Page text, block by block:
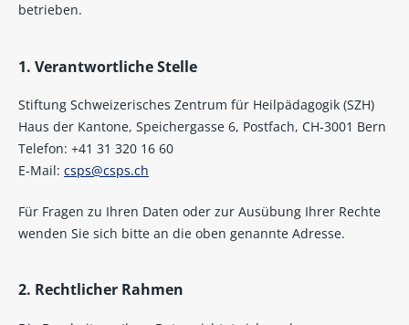
betrieben.
1. Verantwortliche Stelle
Stiftung Schweizerisches Zentrum für Heilpädagogik (SZH)
Haus der Kantone, Speichergasse 6, Postfach, CH-3001 Bern
Telefon: +41 31 320 16 60
E-Mail: csps@csps.ch
Für Fragen zu Ihren Daten oder zur Ausübung Ihrer Rechte
wenden Sie sich bitte an die oben genannte Adresse.
2. Rechtlicher Rahmen